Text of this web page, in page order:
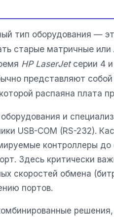
тип оборудования —
старые матричные
HP LaserJetсерии 4
представляют
распаяна плата
и
USB-COM (RS-232).
контроллеры
Здесь критически
скоростей обмена
портов.